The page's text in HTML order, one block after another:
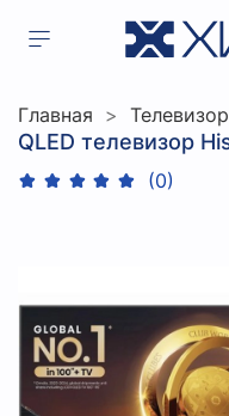
Главная
QLED телевизор
(0)